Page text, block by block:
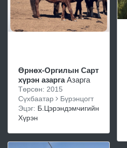
Өрнөх-Оргилын Сарт
хүрэн азаргаАзарга
Төрсөн: 2015
Сүхбаатар
Бүрэнцогт
Эцэг: Б.Цэрэндэмчигийн
Хүрэн